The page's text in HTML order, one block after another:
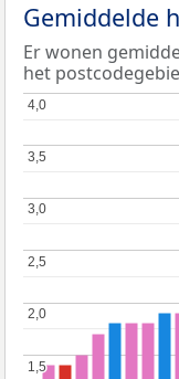
Gemiddelde
Er wonen
het
1,5
1,5
2,0
2,0
2,5
2,5
3,0
3,0
3,5
3,5
4,0
4,0